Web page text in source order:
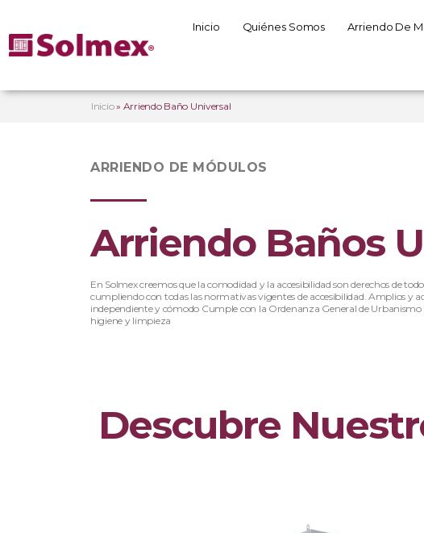
Inicio Quiénes Somos Arriendo De
Inicio» Arriendo Baño Universal
ARRIENDO DE MÓDULOS
Arriendo Baños
En Solmex creemos que la comodidad y la accesibilidad son derechos de
cumpliendo con todas las normativas vigentes de accesibilidad. Amplios y
independiente y cómodo Cumple con la Ordenanza General de
higiene y limpieza
Descubre